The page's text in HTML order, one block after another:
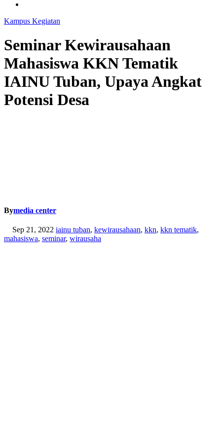
Kampus Kegiatan
Seminar Kewirausahaan
Mahasiswa KKN Tematik
IAINU Tuban, Upaya Angkat
Potensi Desa
Bymedia center
Sep 21, 2022 iainu tuban, kewirausahaan, kkn, kkn tematik,
mahasiswa, seminar, wirausaha